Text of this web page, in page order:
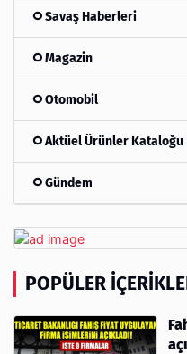
Savaş Haberleri
Magazin
Otomobil
Aktüel Ürünler Kataloğu
Gündem
POPÜLER